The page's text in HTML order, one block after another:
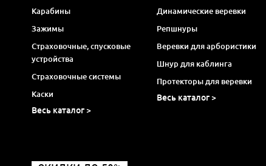
Карабины
Зажимы
Страховочные, спусковые
устройства
Страховочные системы
Каски
Весь каталог >
Динамические веревки
Репшнуры
Веревки для арбористики
Шнур для каблинга
Протекторы для веревки
Весь каталог >